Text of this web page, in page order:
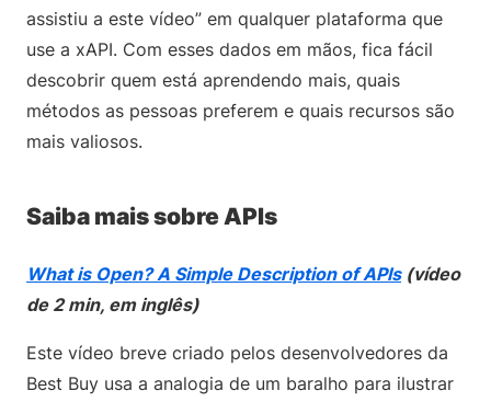
assistiu a este vídeo” em qualquer plataforma que
use a xAPI. Com esses dados em mãos, fica fácil
descobrir quem está aprendendo mais, quais
métodos as pessoas preferem e quais recursos são
mais valiosos.
Saiba mais sobre APIs
What is Open? A Simple Description of APIs(vídeo
de 2 min, em inglês)
Este vídeo breve criado pelos desenvolvedores da
Best Buy usa a analogia de um baralho para ilustrar